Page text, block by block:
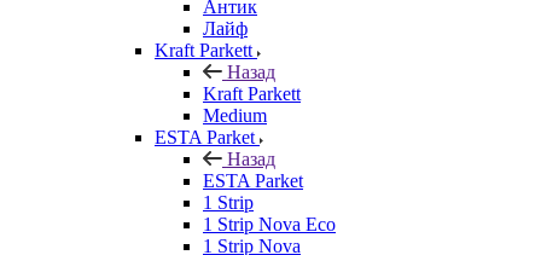
Антик
Лайф
Kraft Parkett
Назад
Kraft Parkett
Medium
ESTA Parket
Назад
ESTA Parket
1 Strip
1 Strip Nova Eco
1 Strip Nova